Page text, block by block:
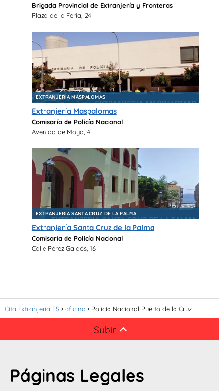
Brigada Provincial de Extranjería y Fronteras
Plaza de la Feria, 24
EXTRANJERÍA MASPALOMAS
Extranjería Maspalomas
Comisaría de Policía Nacional
Avenida de Moya, 4
EXTRANJERÍA SANTA CRUZ DE LA PALMA
Extranjería Santa Cruz de la Palma
Comisaría de Policía Nacional
Calle Pérez Galdós, 16
Cita Extranjeria ES oficina Policía Nacional Puerto de la Cruz
Subir
Páginas Legales